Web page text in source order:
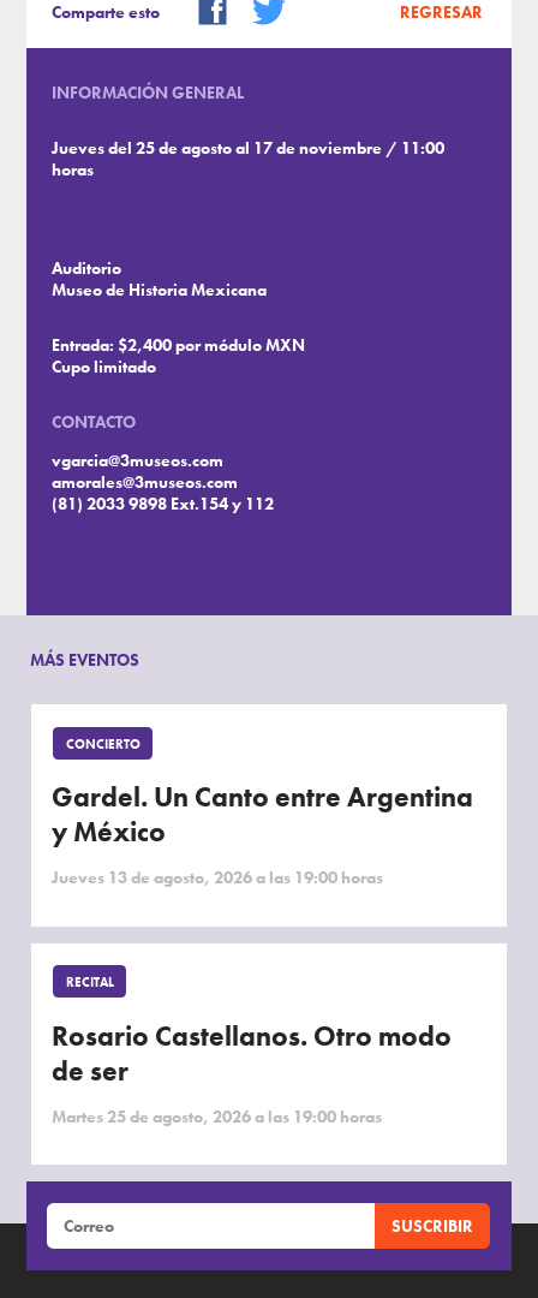
Comparte esto REGRESAR
INFORMACIÓN GENERAL
Jueves del 25 de agosto al 17 de noviembre / 11:00
horas
Auditorio
Museo de Historia Mexicana
Entrada: $2,400 por módulo MXN
Cupo limitado
CONTACTO
vgarcia@3museos.com
amorales@3museos.com
(81) 2033 9898 Ext.154 y 112
MÁS EVENTOS
CONCIERTO
Gardel. Un Canto entre Argentina
y México
Jueves 13 de agosto, 2026 a las 19:00 horas
RECITAL
Rosario Castellanos. Otro modo
de ser
Martes 25 de agosto, 2026 a las 19:00 horas